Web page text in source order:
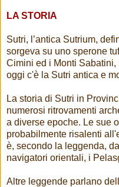
LA STORIA
Sutri, l’antica Sutrium,
sorgeva su uno sperone
Cimini ed i Monti Sabatini,
oggi c'è la Sutri antica e
La storia di Sutri in
numerosi ritrovamenti
a diverse epoche. Le sue
probabilmente risalenti
è, secondo la leggenda,
navigatori orientali, i
Altre leggende parlano